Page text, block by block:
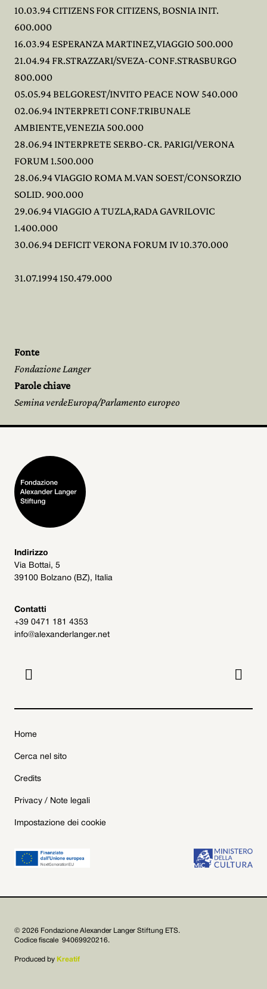
10.03.94 CITIZENS FOR CITIZENS, BOSNIA INIT.
600.000
16.03.94 ESPERANZA MARTINEZ,VIAGGIO 500.000
21.04.94 FR.STRAZZARI/SVEZA-CONF.STRASBURGO
800.000
05.05.94 BELGOREST/INVITO PEACE NOW 540.000
02.06.94 INTERPRETI CONF.TRIBUNALE
AMBIENTE,VENEZIA 500.000
28.06.94 INTERPRETE SERBO-CR. PARIGI/VERONA
FORUM 1.500.000
28.06.94 VIAGGIO ROMA M.VAN SOEST/CONSORZIO
SOLID. 900.000
29.06.94 VIAGGIO A TUZLA,RADA GAVRILOVIC
1.400.000
30.06.94 DEFICIT VERONA FORUM IV 10.370.000
31.07.1994 150.479.000
Fonte
Fondazione Langer
Parole chiave
Semina verdeEuropa/Parlamento europeo
Indirizzo
Via Bottai, 5
39100 Bolzano (BZ), Italia
Contatti
+39 0471 181 4353
info@alexanderlanger.net
 
Home
Cerca nel sito
Credits
Privacy / Note legali
Impostazione dei cookie
© 2026 Fondazione Alexander Langer Stiftung ETS.
Codice fiscale 94069920216.
Produced by Kreatif